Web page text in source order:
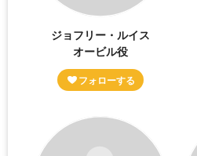
ジョフリー・ルイス
オービル役